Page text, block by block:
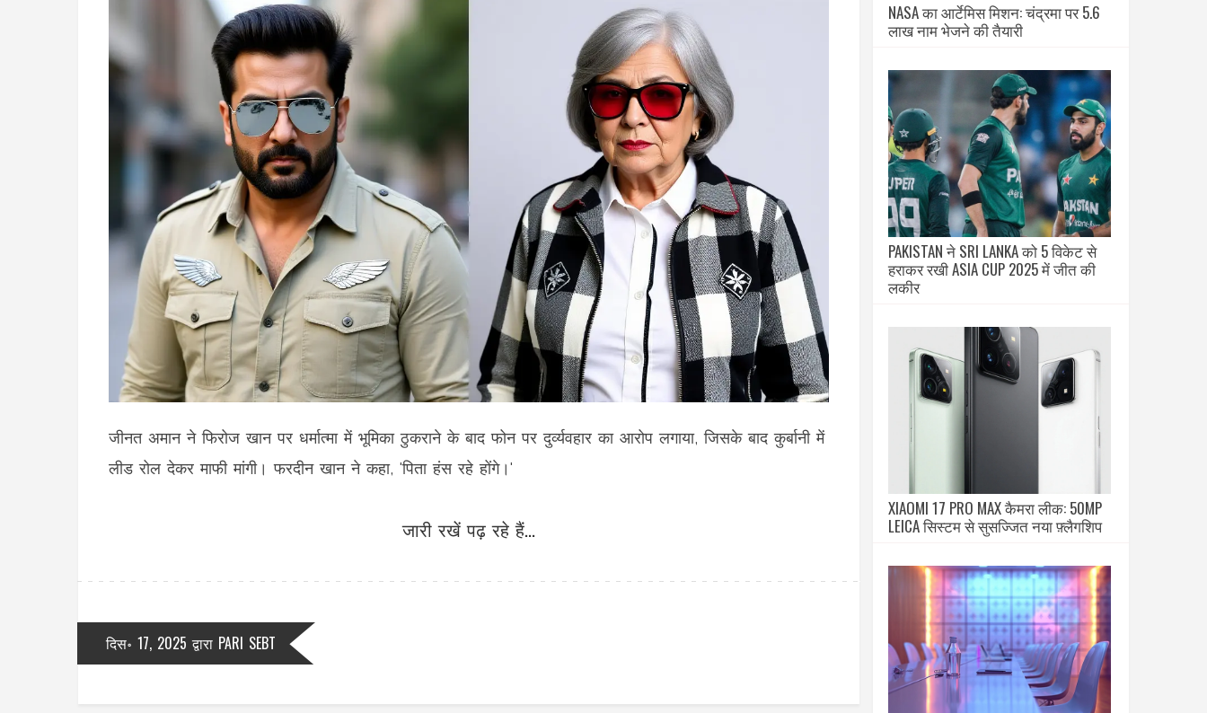
जीनत अमान ने फिरोज खान पर धर्मात्मा में भूमिका ठुकराने के बाद फोन पर दुर्व्यवहार का आरोप लगाया, जिसके बाद कुर्बानी में
लीड रोल देकर माफी मांगी। फरदीन खान ने कहा, 'पिता हंस रहे होंगे।'
जारी रखें पढ़ रहे हैं...
दिस॰ 17, 2025 द्वारा PARI SEBT
NASA का आर्टेमिस मिशन: चंद्रमा पर 5.6
लाख नाम भेजने की तैयारी
PAKISTAN ने SRI LANKA को 5 विकेट से
हराकर रखी ASIA CUP 2025 में जीत की
लकीर
XIAOMI 17 PRO MAX कैमरा लीक: 50MP
LEICA सिस्टम से सुसज्जित नया फ़्लैगशिप